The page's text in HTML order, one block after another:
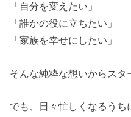
「自分を変えたい」
「誰かの役に立ちたい」
「家族を幸せにしたい」
そんな純粋な想いからスタ
でも、日々忙しくなるうち